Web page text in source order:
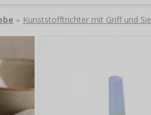
» Kunststofftrichter mit Griff und